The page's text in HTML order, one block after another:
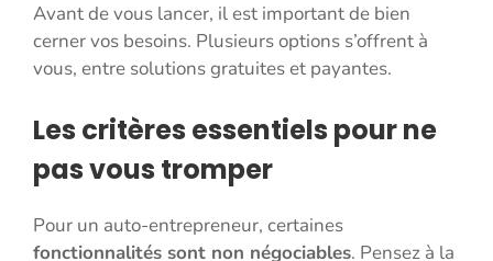
Avant de vous lancer, il est important de bien
cerner vos besoins. Plusieurs options s’offrent à
vous, entre solutions gratuites et payantes.
Les critères essentiels pour ne
pas vous tromper
Pour un auto-entrepreneur, certaines
fonctionnalités sont non négociables. Pensez à la